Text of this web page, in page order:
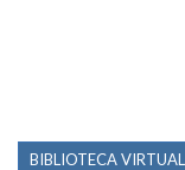
BIBLIOTECA VIRTUAL